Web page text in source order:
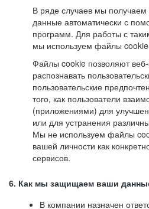
В ряде случаев мы
данные автоматически с
программ. Для работы с
мы используем файлы
Файлы cookie позволяют
распознавать
пользовательские
того, как пользователи
(приложениями) для
или для устранения
Мы не используем файлы
вашей личности как
сервисов.
6. Как мы защищаем ваши
В компании назначен